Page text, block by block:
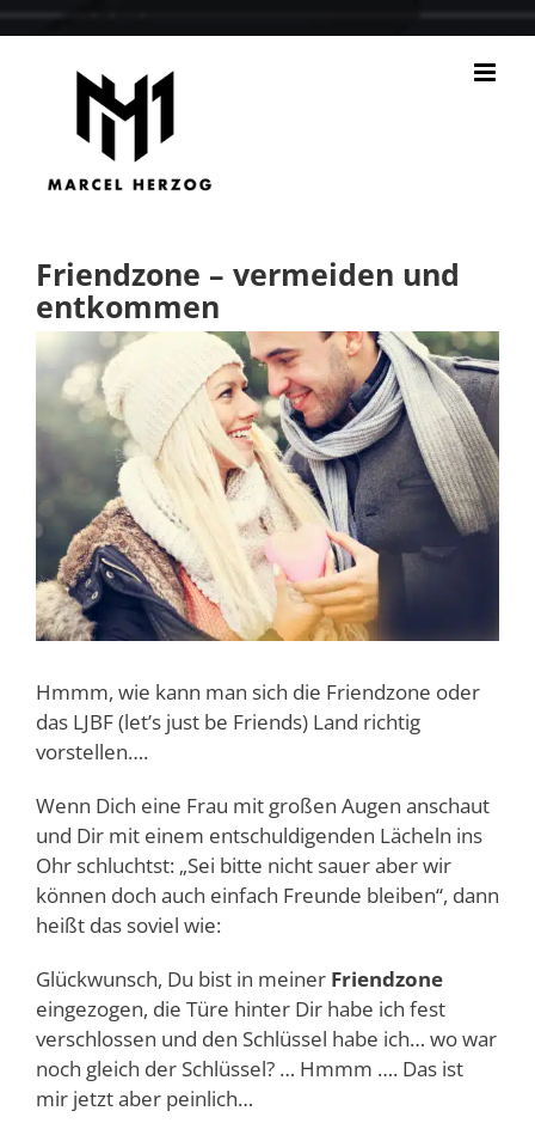
Friendzone – vermeiden und
entkommen
Hmmm, wie kann man sich die Friendzone oder
das LJBF (let’s just be Friends) Land richtig
vorstellen….
Wenn Dich eine Frau mit großen Augen anschaut
und Dir mit einem entschuldigenden Lächeln ins
Ohr schluchtst: „Sei bitte nicht sauer aber wir
können doch auch einfach Freunde bleiben“, dann
heißt das soviel wie:
Glückwunsch, Du bist in meiner Friendzone
eingezogen, die Türe hinter Dir habe ich fest
verschlossen und den Schlüssel habe ich… wo war
noch gleich der Schlüssel? … Hmmm …. Das ist
mir jetzt aber peinlich…